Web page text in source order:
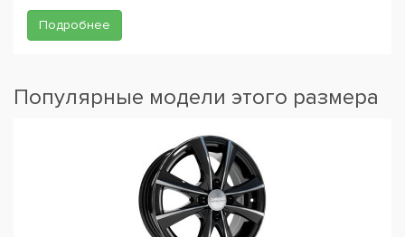
Подробнее
Популярные модели этого размера